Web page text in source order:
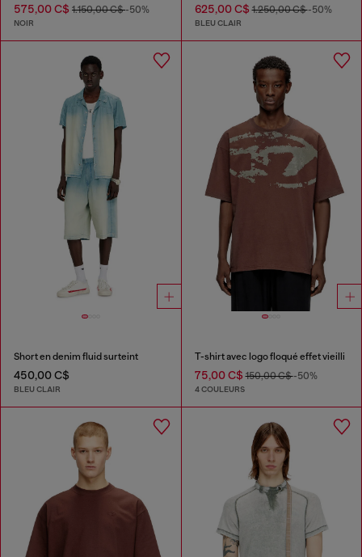
575,00 C$ 1.150,00 C$-50%
NOIR
625,00 C$1.250,00 C$-50%
BLEU CLAIR
Short en denim fluid surteint
450,00 C$
BLEU CLAIR
T-shirt avec logo floqué effet vieilli
75,00 C$150,00 C$-50%
4 COULEURS